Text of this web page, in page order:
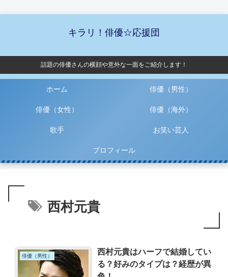
キラリ！俳優☆応援団
話題の俳優さんの横顔や意外な一面をご紹介します！
ホーム 俳優（男性）
俳優（女性） 俳優（海外）
歌手 お笑い芸人
プロフィール
西村元貴
俳優（男性）
西村元貴はハーフで結婚してい
る？好みのタイプは？経歴が異